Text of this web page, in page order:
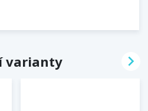
varianty 